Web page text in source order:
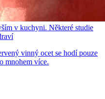
v kuchyni. Některé studie
vinný ocet se hodí pouze
mnohem více.